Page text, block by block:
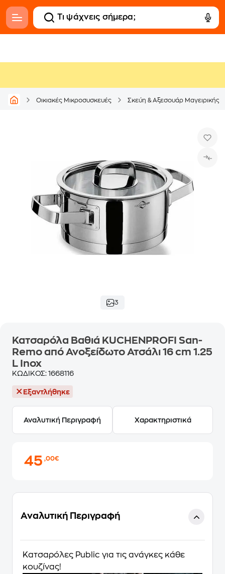
Οικιακές Μικροσυσκευές Σκεύη & Αξεσουάρ Μαγειρικής
3
Κατσαρόλα Βαθιά KUCHENPROFI San-
Remo από Ανοξείδωτο Ατσάλι 16 cm 1.25
L Inox
ΚΩΔΙΚΟΣ: 1668116
Εξαντλήθηκε
Αναλυτική Περιγραφή Χαρακτηριστικά
45,00€
Αναλυτική Περιγραφή
Κατσαρόλες Public για τις ανάγκες κάθε
κουζίνας!